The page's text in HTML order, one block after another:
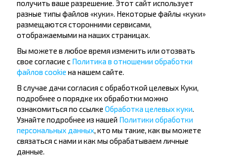
Популярные автобусные
направления
Орша - Могилёв
Минск - Несвиж
Минск - Могилёв
Минск - Пинск
Минск - Брест
Минск - Гомель
Минск - Барановичи
Гомель - Минск
Брест - Тересполь
Брест - Беловежская Пуща
Брест - Минск
получить ваше разрешение. Этот сайт использует
разные типы файлов «куки». Некоторые файлы «куки»
размещаются сторонними сервисами,
отображаемыми на наших страницах.
Вы можете в любое время изменить или отозвать
свое согласие с Политика в отношении обработки
файлов cookie на нашем сайте.
В случае дачи согласия с обработкой целевых Куки,
подробнее о порядке их обработки можно
ознакомиться по ссылке Обработка целевых куки.
Узнайте подробнее из нашей Политики обработки
персональных данных, кто мы такие, как вы можете
связаться с нами и как мы обрабатываем личные
данные.